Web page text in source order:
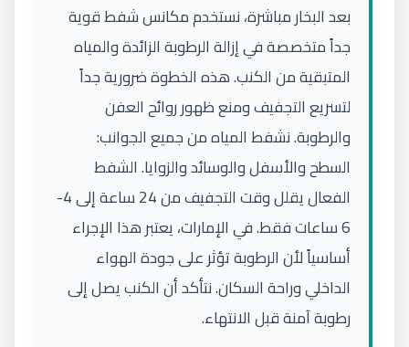
بعد البخار مباشرة، نستخدم مكانس شفط قوية
جداً متخصصة في إزالة الرطوبة الزائدة والمياه
المتبقية من الكنب. هذه الخطوة ضرورية جداً
لتسريع التجفيف ومنع ظهور روائح العفن
والرطوبة. نشفط المياه من جميع الجوانب:
السطح والأسفل والوسائد والزوايا. الشفط
الفعال يقلل وقت التجفيف من 24 ساعة إلى 4-
6 ساعات فقط. في الإمارات، يعتبر هذا الإجراء
أساسياً لأن الرطوبة تؤثر على جودة الهواء
الداخلي وراحة السكان. نتأكد أن الكنب يصل إلى
رطوبة آمنة قبل الانتهاء.